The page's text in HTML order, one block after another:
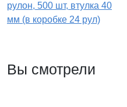
рулон, 500 шт, втулка 40
мм (в коробке 24 рул)
Вы смотрели